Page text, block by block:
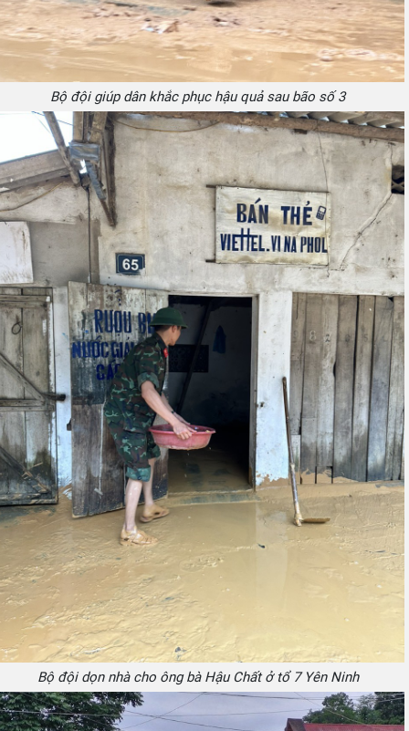
Bộ đội giúp dân khắc phục hậu quả sau bão số 3
Bộ đội dọn nhà cho ông bà Hậu Chất ở tổ 7 Yên Ninh